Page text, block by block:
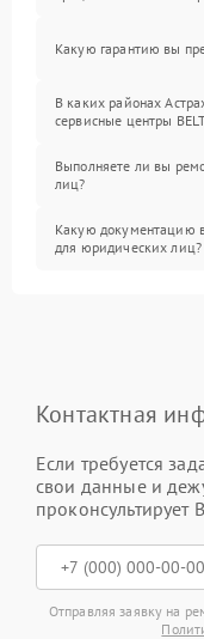
Какую гарантию вы
В каких районах
сервисные центры
Выполняете ли вы
лиц?
Какую документацию
для юридических лиц?
Контактная
Если требуется
свои данные и
проконсультирует
Отправляя заявку на